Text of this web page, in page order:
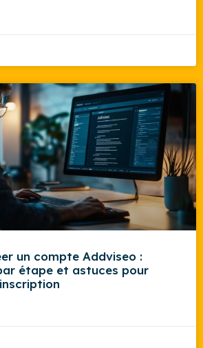
un compte Addviseo :
étape et astuces pour